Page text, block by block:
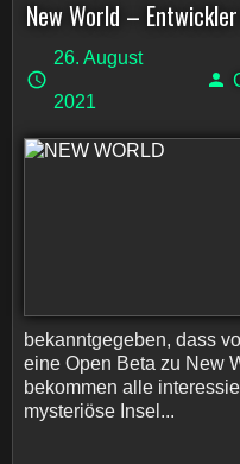
New World –
26. August
2021
bekanntgegeben, dass
eine Open Beta zu New
bekommen alle
mysteriöse Insel...